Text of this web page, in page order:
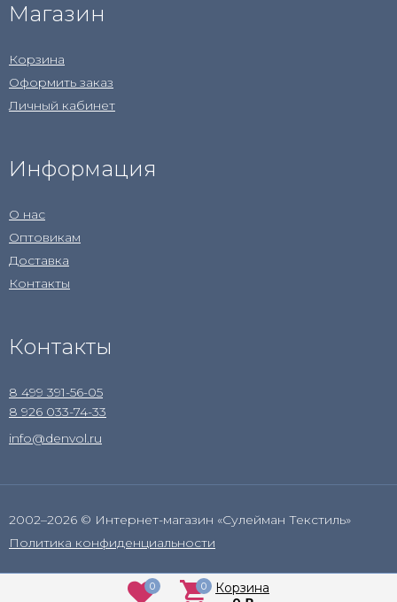
Магазин
Корзина
Оформить заказ
Личный кабинет
Информация
О нас
Оптовикам
Доставка
Контакты
Контакты
8 499 391-56-05
8 926 033-74-33
info@denvol.ru
2002–2026 © Интернет-магазин «Сулейман Текстиль»
Политика конфиденциальности
0 0 Корзина